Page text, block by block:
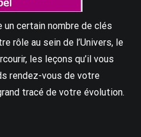
un certain nombre de clés
rôle au sein de l’Univers, le
les leçons qu’il vous
rendez-vous de votre
tracé de votre évolution.